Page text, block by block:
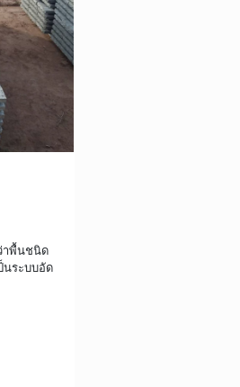
าพื้นชนิด
นระบบอัด